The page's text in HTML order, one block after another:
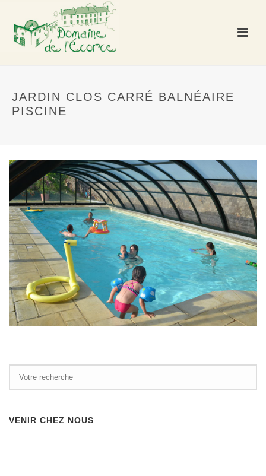
JARDIN CLOS CARRÉ BALNÉAIRE
PISCINE
VENIR CHEZ NOUS